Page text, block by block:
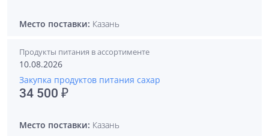
Место поставки: Казань
Продукты питания в ассортименте
10.08.2026
Закупка продуктов питания сахар
34 500 ₽
Место поставки: Казань